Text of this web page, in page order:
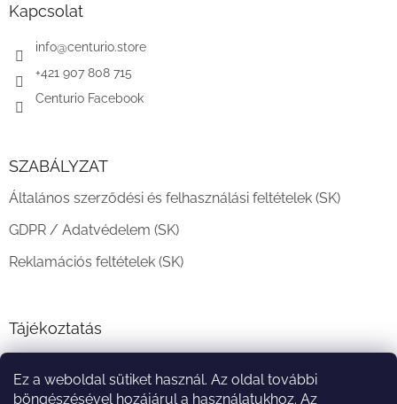
Ez a weboldal sütiket használ. Az oldal további
böngészésével hozájárul a használatukhoz. Az
Kapcsolat
info@centurio.store
+421 907 808 715
Centurio Facebook
SZABÁLYZAT
Általános szerződési és felhasználási feltételek (SK)
GDPR / Adatvédelem (SK)
Reklamációs feltételek (SK)
Tájékoztatás
A vásárlás menete